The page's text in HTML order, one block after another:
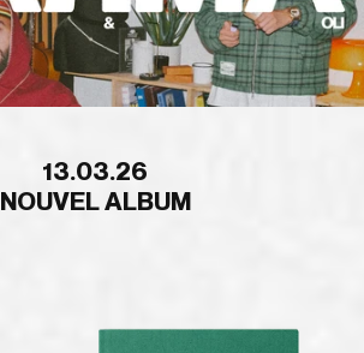
13.03.26
NOUVEL ALBUM